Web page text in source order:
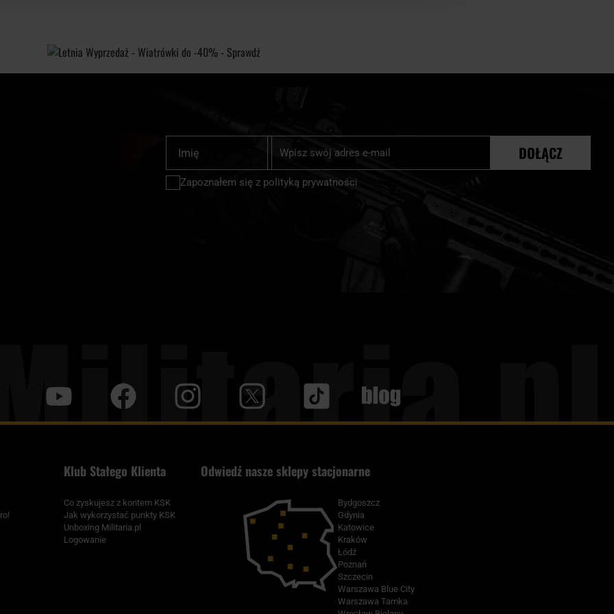
W wielu modelach stosowane są grube tkaniny syntetyczne o podwyższonej odporności na przetarcia, wzmacniane szwy oraz
czy dodatkowe rączki ułatwiają przenoszenie cięższego bagażu.
torby sportowe Pitbull z dużą komorą główną, kompaktowe listonoszki, jak i niskoprofilowe nerki na pas. Różne warianty
wygląd torby do własnego stylu.
miejskiej torby Pitbull, w Militaria.pl znajdziesz szeroki wybór modeli, spośród których łatwiej dobierzesz wariant odpowiedni do
Subskrybuj
nasz
newsletter:
Zapoznałem się z polityką prywatności
DOŁĄCZ
Blog
Klub Stałego Klienta
Co zyskujesz z kontem KSK
Jak wykorzystać punkty KSK
Unboxing Militaria.pl
Logowanie
Odwiedź nasze sklepy stacjonarne
Bydgoszcz
Gdynia
Katowice
Kraków
Łódź
Poznań
Szczecin
Warszawa Blue City
Warszawa Tamka